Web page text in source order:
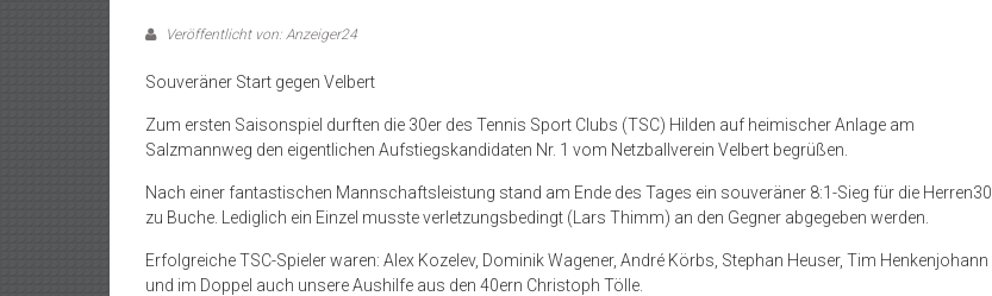
Veröffentlicht von: Anzeiger24
Souveräner Start gegen Velbert
Zum ersten Saisonspiel durften die 30er des Tennis Sport Clubs (TSC) Hilden auf heimischer Anlage am
Salzmannweg den eigentlichen Aufstiegskandidaten Nr. 1 vom Netzballverein Velbert begrüßen.
Nach einer fantastischen Mannschaftsleistung stand am Ende des Tages ein souveräner 8:1-Sieg für die Herren30
zu Buche. Lediglich ein Einzel musste verletzungsbedingt (Lars Thimm) an den Gegner abgegeben werden.
Erfolgreiche TSC-Spieler waren: Alex Kozelev, Dominik Wagener, André Körbs, Stephan Heuser, Tim Henkenjohann
und im Doppel auch unsere Aushilfe aus den 40ern Christoph Tölle.